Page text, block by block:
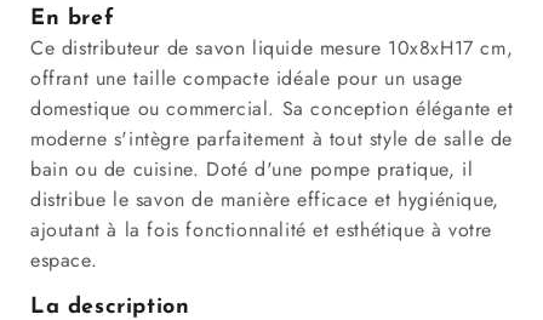
En bref
Ce distributeur de savon liquide mesure 10x8xH17 cm,
offrant une taille compacte idéale pour un usage
domestique ou commercial. Sa conception élégante et
moderne s'intègre parfaitement à tout style de salle de
bain ou de cuisine. Doté d'une pompe pratique, il
distribue le savon de manière efficace et hygiénique,
ajoutant à la fois fonctionnalité et esthétique à votre
espace.
La description